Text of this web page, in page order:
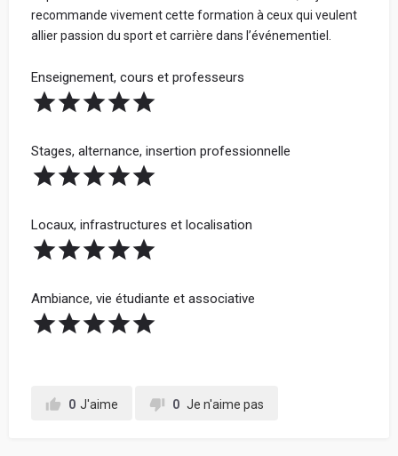
recommande vivement cette formation à ceux qui veulent
allier passion du sport et carrière dans l’événementiel.
Enseignement, cours et professeurs
Stages, alternance, insertion professionnelle
Locaux, infrastructures et localisation
Ambiance, vie étudiante et associative
0 J'aime 0 Je n'aime pas